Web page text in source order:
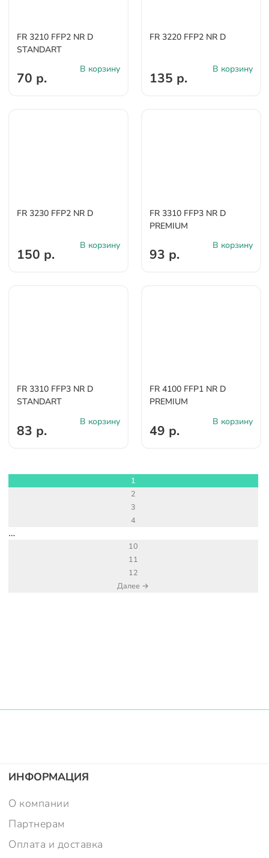
FR 3210 FFP2 NR D
STANDART
70 р.
В корзину
FR 3220 FFP2 NR D
135 р.
В корзину
FR 3230 FFP2 NR D
150 р.
В корзину
FR 3310 FFP3 NR D
PREMIUM
93 р.
В корзину
FR 3310 FFP3 NR D
STANDART
83 р.
В корзину
FR 4100 FFP1 NR D
PREMIUM
49 р.
В корзину
1
2
3
4
…
10
11
12
Далее →
ИНФОРМАЦИЯ
О компании
Партнерам
Оплата и доставка